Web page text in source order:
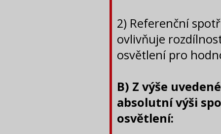
2) Referenční
ovlivňuje
osvětlení pro
B) Z výše
absolutní výši
osvětlení: